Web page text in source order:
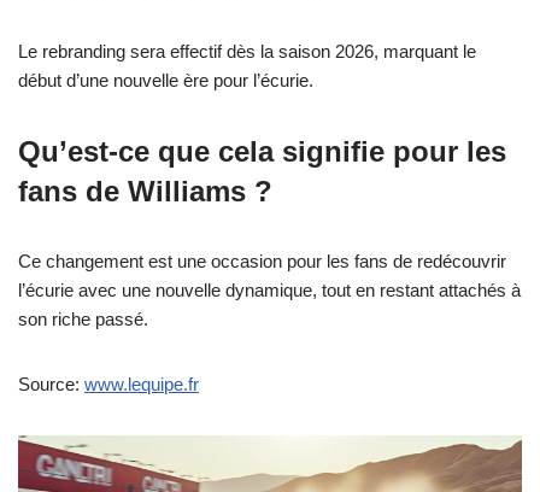
Le rebranding sera effectif dès la saison 2026, marquant le
début d’une nouvelle ère pour l’écurie.
Qu’est-ce que cela signifie pour les
fans de Williams ?
Ce changement est une occasion pour les fans de redécouvrir
l’écurie avec une nouvelle dynamique, tout en restant attachés à
son riche passé.
Source: www.lequipe.fr